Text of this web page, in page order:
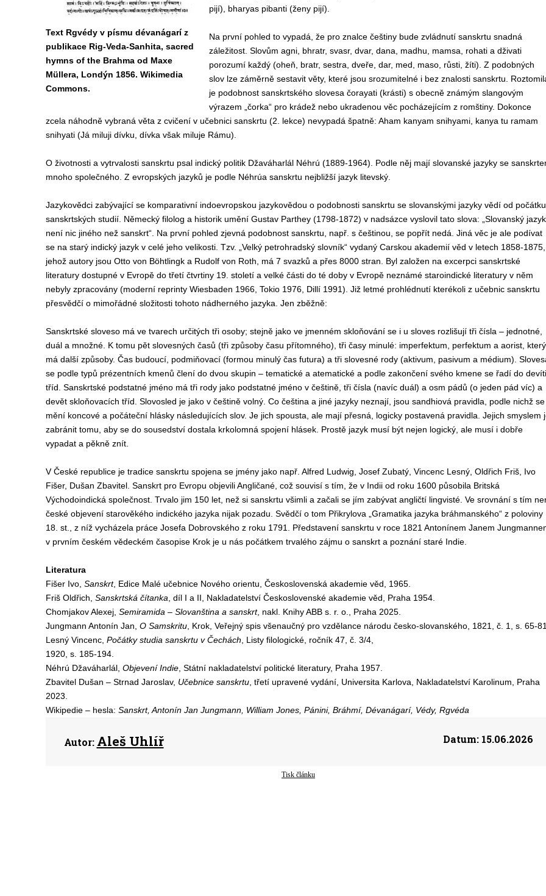
Text Rgvédy v písmu dévanágarí z
publikace Rig-Veda-Sanhita, sacred
hymns of the Brahma od Maxe
Müllera, Londýn 1856. Wikimedia
Commons.
pijí), bharyas pibanti (ženy pijí).
Na první pohled to vypadá, že pro znalce češtiny bude zvládnutí sanskrtu snadná
záležitost. Slovům agni, bhratr, svasr, dvar, dana, madhu, mamsa, rohati a dživati
porozumí každý (oheň, bratr, sestra, dveře, dar, med, maso, růsti, žíti). Z podobných
slov lze záměrně sestavit věty, které jsou srozumitelné i bez znalosti sanskrtu.
je podobnost sanskrtského slovesa čorayati (krásti) s obecně známým slangovým
výrazem „čorka“ pro krádež nebo ukradenou věc pocházejícím z romštiny. Dokonce
zcela náhodně vybraná věta z cvičení v učebnici sanskrtu (2. lekce) nevypadá špatně: Aham kanyam snihyami, kanya tu ramam
snihyati (Já miluji dívku, dívka však miluje Rámu).
O životnosti a vytrvalosti sanskrtu psal indický politik Džaváharlál Néhrú (1889-1964). Podle něj mají slovanské jazyky se
mnoho společného. Z evropských jazyků je podle Néhrúa sanskrtu nejbližší jazyk litevský.
Jazykovědci zabývající se komparativní indoevropskou jazykovědou o podobnosti sanskrtu se slovanskými jazyky vědí od počátku
sanskrtských studií. Německý filolog a historik umění Gustav Parthey (1798-1872) v nadsázce vyslovil tato slova: „Slovanský jazyk
není nic jiného než sanskrt“. Na první pohled zjevná podobnost sanskrtu, např. s češtinou, se popřít nedá. Jiná věc je ale podívat
se na starý indický jazyk v celé jeho velikosti. Tzv. „Velký petrohradský slovník“ vydaný Carskou akademií věd v letech 1858-1875,
jehož autory jsou Otto von Böhtlingk a Rudolf von Roth, má 7 svazků a přes 8000 stran. Byl založen na excerpci sanskrtské
literatury dostupné v Evropě do třetí čtvrtiny 19. století a velké části do té doby v Evropě neznámé staroindické literatury v něm
nebyly zpracovány (moderní reprinty Wiesbaden 1966, Tokio 1976, Dillí 1991). Již letmé prohlédnutí kterékoli z učebnic sanskrtu
přesvědčí o mimořádné složitosti tohoto nádherného jazyka. Jen zběžně:
Sanskrtské sloveso má ve tvarech určitých tři osoby; stejně jako ve jmenném skloňování se i u sloves rozlišují tři čísla – jednotné,
duál a množné. K tomu pět slovesných časů (tři způsoby času přítomného), tři časy minulé: imperfektum, perfektum a aorist, který
má další způsoby. Čas budoucí, podmiňovací (formou minulý čas futura) a tři slovesné rody (aktivum, pasivum a médium).
se podle typů prézentních kmenů člení do dvou skupin – tematické a atematické a podle zakončení svého kmene se řadí do devíti
tříd. Sanskrtské podstatné jméno má tři rody jako podstatné jméno v češtině, tři čísla (navíc duál) a osm pádů (o jeden pád víc) a
devět skloňovacích tříd. Slovosled je jako v češtině volný. Co čeština a jiné jazyky neznají, jsou sandhiová pravidla, podle nichž se
mění koncové a počáteční hlásky následujících slov. Je jich spousta, ale mají přesná, logicky postavená pravidla. Jejich smyslem
zabránit tomu, aby se do sousedství dostala krkolomná spojení hlásek. Prostě jazyk musí být nejen logický, ale musí i dobře
vypadat a pěkně znít.
V České republice je tradice sanskrtu spojena se jmény jako např. Alfred Ludwig, Josef Zubatý, Vincenc Lesný, Oldřich Friš, Ivo
Fišer, Dušan Zbavitel. Sanskrt pro Evropu objevili Angličané, což souvisí s tím, že v Indii od roku 1600 působila Britská
Východoindická společnost. Trvalo jim 150 let, než si sanskrtu všimli a začali se jím zabývat angličtí lingvisté. Ve srovnání s tím
české objevení starověkého indického jazyka nijak pozadu. Svědčí o tom Přikrylova „Gramatika jazyka bráhmanského“ z poloviny
18. st., z níž vycházela práce Josefa Dobrovského z roku 1791. Představení sanskrtu v roce 1821 Antonínem Janem
v prvním českém vědeckém časopise Krok je u nás počátkem trvalého zájmu o sanskrt a poznání staré Indie.
Literatura
Fišer Ivo, Sanskrt, Edice Malé učebnice Nového orientu, Československá akademie věd, 1965.
Friš Oldřich, Sanskrtská čítanka , díl I a II, Nakladatelství Československé akademie věd, Praha 1954.
Chomjakov Alexej, Semiramida – Slovanština a sanskrt, nakl. Knihy ABB s. r. o., Praha 2025.
Jungmann Antonín Jan, O Samskritu, Krok, Veřejný spis všenaučný pro vzdělance národu česko-slovanského, 1821, č. 1, s. 65-
Lesný Vincenc, Počátky studia sanskrtu v Čechách , Listy filologické, ročník 47, č. 3/4,
1920, s. 185-194.
Néhrú Džaváharlál, Objevení Indie, Státní nakladatelství politické literatury, Praha 1957.
Zbavitel Dušan – Strnad Jaroslav, Učebnice sanskrtu, třetí upravené vydání, Universita Karlova, Nakladatelství Karolinum, Praha
2023.
Wikipedie – hesla: Sanskrt, Antonín Jan Jungmann, William Jones, Pánini, Bráhmí, Dévanágarí, Védy, Rgvéda
Autor: Aleš Uhlíř Datum:15.06.2026
Tisk článku